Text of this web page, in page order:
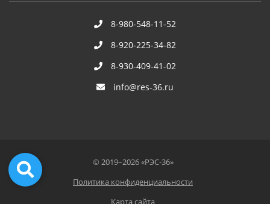
8-980-548-11-52
8-920-225-34-82
8-930-409-41-02
info@res-36.ru
© 2019–2026 «РЭС-36»
Политика конфиденциальности
Карта сайта